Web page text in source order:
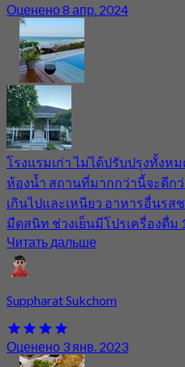
Оценено 8 апр. 2024
โรงแรมเก่า ไม่ได้ปรับปรุงทั้งห
ห้องน้ำ สถานที่มากกว่านี้จะดีกว่
เกินไปและเหนียว อาหารอื่นรส
มืดสนิท ช่วงเย็นมีโปรเครื่องดื่ม
Читать дальше
Suppharat Sukchom
Оценено 3 янв. 2023